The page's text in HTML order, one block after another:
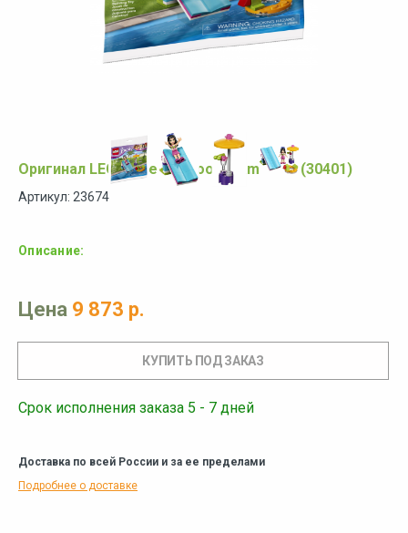
Оригинал LEGO Friends Pool Foam Slide (30401)
Артикул: 23674
Описание:
Цена 9 873 р.
Срок исполнения заказа 5 - 7 дней
Доставка по всей России и за ее пределами
Подробнее о доставке